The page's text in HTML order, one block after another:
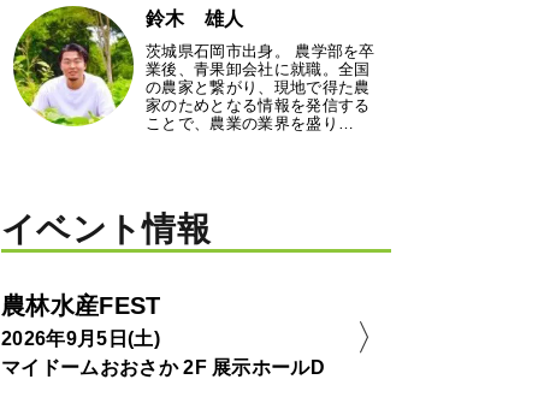
鈴木 雄人
茨城県石岡市出身。 農学部を卒
業後、青果卸会社に就職。全国
の農家と繋がり、現地で得た農
家のためとなる情報を発信する
ことで、農業の業界を盛り…
イベント情報
農林水産FEST
2026年9月5日(土)
マイドームおおさか 2F 展示ホールD